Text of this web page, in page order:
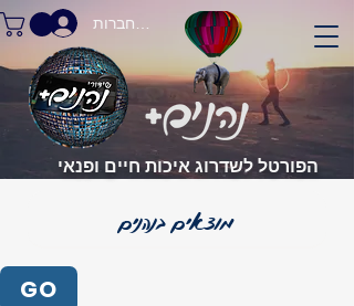
הפורטל לשדרוג איכות חיים ופנאי
התחברות
GO